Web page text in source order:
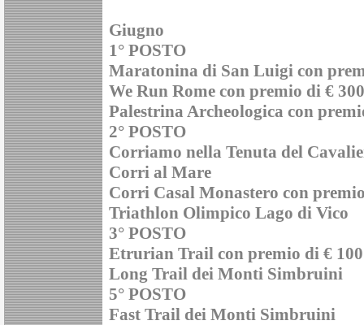
Giugno
1° POSTO
Maratonina di San Luigi con
We Run Rome con premio di € 300
Palestrina Archeologica con
2° POSTO
Corriamo nella Tenuta del
Corri al Mare
Corri Casal Monastero con
Triathlon Olimpico Lago di Vico
3° POSTO
Etrurian Trail con premio di € 100
Long Trail dei Monti Simbruini
5° POSTO
Fast Trail dei Monti Simbruini